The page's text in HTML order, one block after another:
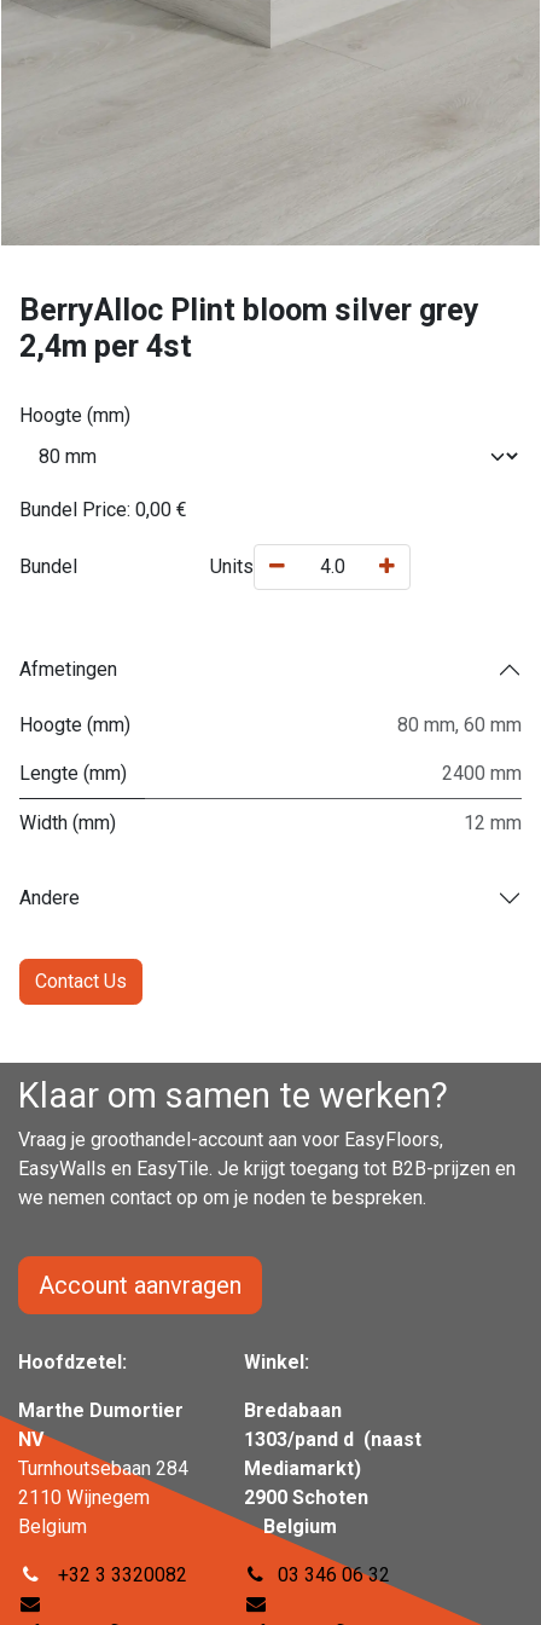
BerryAlloc Plint bloom silver grey
2,4m per 4st
Hoogte (mm)
Bundel Price: 0,00 €
Bundel Units
Afmetingen
Hoogte (mm) 80 mm, 60 mm
Lengte (mm) 2400 mm
Width (mm) 12 mm
Andere
Contact Us
Klaar om samen te werken?
Vraag je groothandel-account aan voor EasyFloors,
EasyWalls en EasyTile. Je krijgt toegang tot B2B-prijzen en
we nemen contact op om je noden te bespreken.
Hoofdzetel:
Marthe Dumortier
NV
Turnhoutsebaan 284
2110 Wijnegem
Belgium
+32 3 3320082
Winkel:
Bredabaan
1303/pand d (naast
Mediamarkt)
2900 Schoten
Belgium
03 346 06 32
Account aanvragen